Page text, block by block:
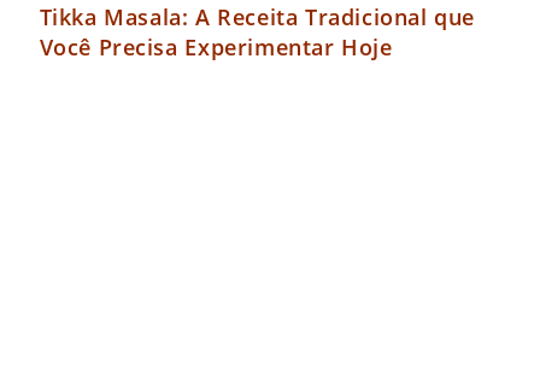
Tikka Masala: A Receita Tradicional que
Você Precisa Experimentar Hoje